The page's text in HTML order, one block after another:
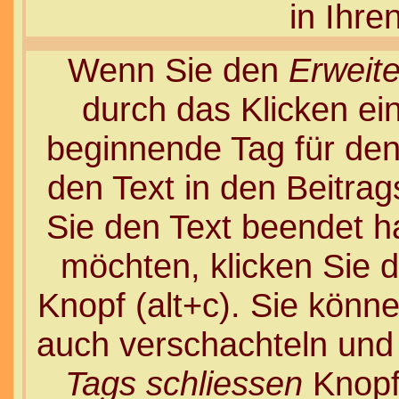
in
Wenn Sie den
durch das Klicken
beginnende Tag für
den Text in den
Sie den Text beendet
möchten, klicken Sie
Knopf (alt+c). Sie
auch verschachteln
Tags schliessen